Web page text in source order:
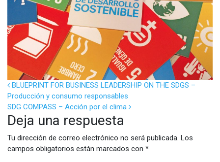
POST NAVIGATION
BLUEPRINT FOR BUSINESS LEADERSHIP ON THE SDGS –
Producción y consumo responsables
SDG COMPASS – Acción por el clima
Deja una respuesta
Tu dirección de correo electrónico no será publicada. Los
campos obligatorios están marcados con *